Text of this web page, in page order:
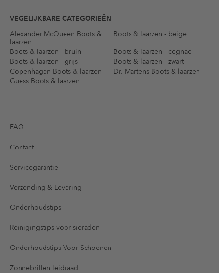
VEGELIJKBARE CATEGORIEËN
Alexander McQueen Boots &
laarzen
Boots & laarzen - beige
Boots & laarzen - bruin
Boots & laarzen - cognac
Boots & laarzen - grijs
Boots & laarzen - zwart
Copenhagen Boots & laarzen
Dr. Martens Boots & laarzen
Guess Boots & laarzen
FAQ
Contact
Servicegarantie
Verzending & Levering
Onderhoudstips
Reinigingstips voor sieraden
Onderhoudstips Voor Schoenen
Zonnebrillen leidraad